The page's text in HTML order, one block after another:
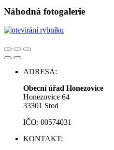
Náhodná fotogalerie
ADRESA:
Obecní úřad Honezovice
Honezovice 64
33301 Stod
IČO: 00574031
KONTAKT: